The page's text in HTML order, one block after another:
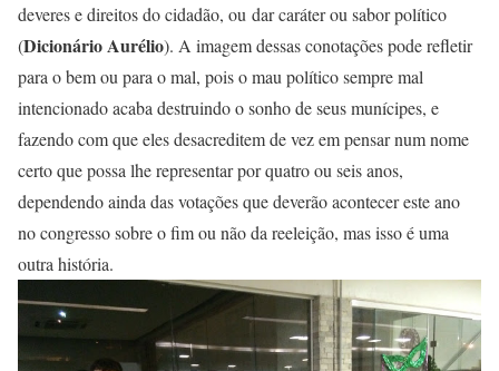
deveres e direitos do cidadão, ou dar caráter ou sabor político
(Dicionário Aurélio). A imagem dessas conotações pode refletir
para o bem ou para o mal, pois o mau político sempre mal
intencionado acaba destruindo o sonho de seus munícipes, e
fazendo com que eles desacreditem de vez em pensar num nome
certo que possa lhe representar por quatro ou seis anos,
dependendo ainda das votações que deverão acontecer este ano
no congresso sobre o fim ou não da reeleição, mas isso é uma
outra história.